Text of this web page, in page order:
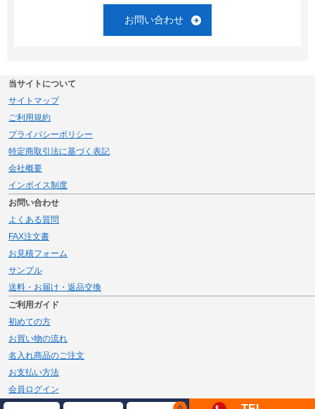
お問い合わせ
当サイトについて
サイトマップ
ご利用規約
プライバシーポリシー
特定商取引法に基づく表記
会社概要
インボイス制度
お問い合わせ
よくある質問
FAX注文書
お見積フォーム
サンプル
送料・お届け・返品交換
ご利用ガイド
初めての方
お買い物の流れ
名入れ商品のご注文
お支払い方法
会員ログイン
メルマガ登録